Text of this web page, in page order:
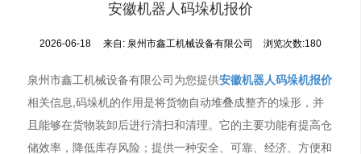
安徽机器人码垛机报价
2026-06-18 来自: 泉州市鑫工机械设备有限公司 浏览次数:180
泉州市鑫工机械设备有限公司为您提供安徽机器人码垛机报价
相关信息,码垛机的作用是将货物自动堆叠成整齐的垛形，并
且能够在货物装卸后进行清扫和清理。它的主要功能有提高仓
储效率，降低库存风险；提供一种安全、可靠、经济、方便和